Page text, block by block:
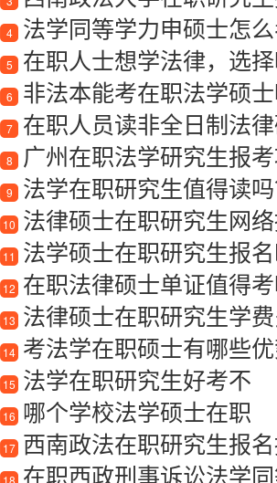
4 法学同等学力申硕士怎
5 在职人士想学法律，选
6 非法本能考在职法学硕
7 在职人员读非全日制法律
8 广州在职法学研究生报
9 法学在职研究生值得读
10 法律硕士在职研究生网
11 法学硕士在职研究生报
12 在职法律硕士单证值得考
13 法律硕士在职研究生学
14 考法学在职硕士有哪些
15 法学在职研究生好考不
16 哪个学校法学硕士在职
17 西南政法在职研究生报
18 在职西政刑事诉讼法学